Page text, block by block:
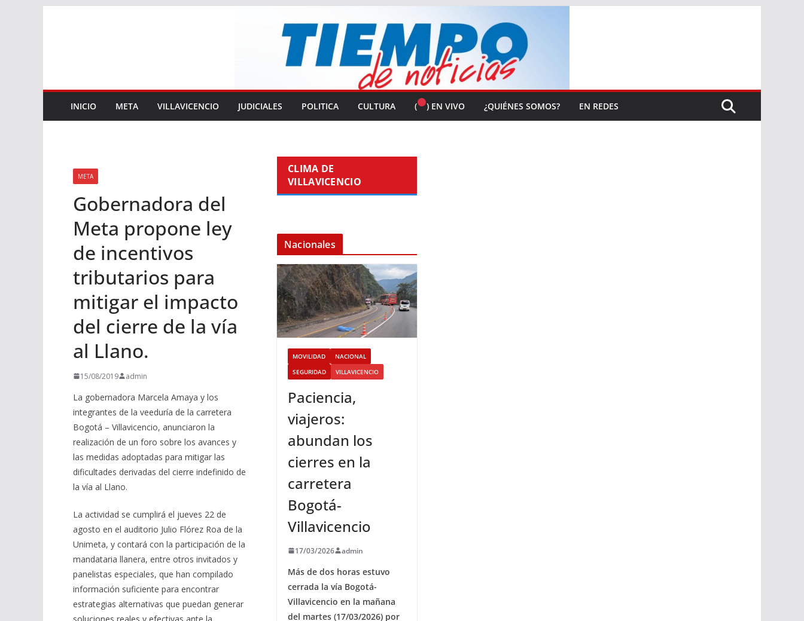
INICIO META VILLAVICENCIO JUDICIALES POLITICA CULTURA ( ) EN VIVO ¿QUIÉNES SOMOS? EN REDES
META
Gobernadora del
Meta propone ley
de incentivos
tributarios para
mitigar el impacto
del cierre de la vía
al Llano.
15/08/2019 admin
La gobernadora Marcela Amaya y los
integrantes de la veeduría de la carretera
Bogotá – Villavicencio, anunciaron la
realización de un foro sobre los avances y
las medidas adoptadas para mitigar las
dificultades derivadas del cierre indefinido de
la vía al Llano.
La actividad se cumplirá el jueves 22 de
agosto en el auditorio Julio Flórez Roa de la
Unimeta, y contará con la participación de la
mandataria llanera, entre otros invitados y
panelistas especiales, que han compilado
información suficiente para encontrar
estrategias alternativas que puedan generar
soluciones reales y efectivas ante la
CLIMA DE
VILLAVICENCIO
Nacionales
MOVILIDAD
NACIONAL
SEGURIDAD
VILLAVICENCIO
Paciencia,
viajeros:
abundan los
cierres en la
carretera
Bogotá-
Villavicencio
17/03/2026 admin
Más de dos horas estuvo
cerrada la vía Bogotá-
Villavicencio en la mañana
del martes (17/03/2026) por